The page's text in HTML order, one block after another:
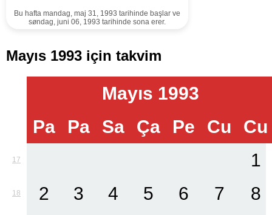
Bu hafta mandag, maj 31, 1993 tarihinde başlar ve
søndag, juni 06, 1993 tarihinde sona erer.
Mayıs 1993 için takvim
Mayıs 1993
Pa
Pa Sa Ça Pe Cu Cu
17 1
18 2 3 4 5 6 7 8